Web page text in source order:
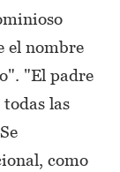
el nombre
"El padre
las
como